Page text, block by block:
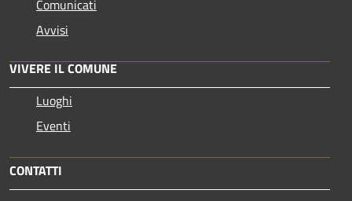
Comunicati
Avvisi
VIVERE IL COMUNE
Luoghi
Eventi
CONTATTI